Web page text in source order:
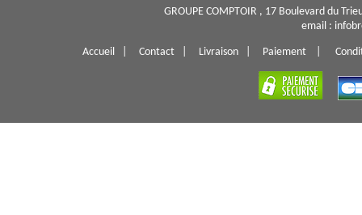
GROUPE COMPTOIR , 17 Boulevard du
email :
Accueil Contact Livraison Paiement